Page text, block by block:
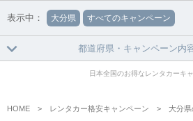
表示中： 大分県 すべてのキャンペーン
都道府県・キャンペーン内
日本全国のお得なレンタカーキ
HOME レンタカー格安キャンペーン 大分